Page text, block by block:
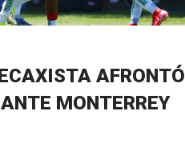
AFRONTÓ
MONTERREY